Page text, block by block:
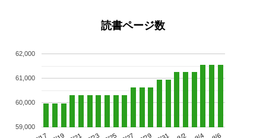
読書ページ数
59,000
60,000
61,000
62,000